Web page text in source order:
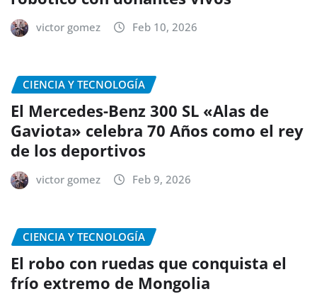
victor gomez Feb 10, 2026
CIENCIA Y TECNOLOGÍA
El Mercedes-Benz 300 SL «Alas de
Gaviota» celebra 70 Años como el rey
de los deportivos
victor gomez Feb 9, 2026
CIENCIA Y TECNOLOGÍA
El robo con ruedas que conquista el
frío extremo de Mongolia